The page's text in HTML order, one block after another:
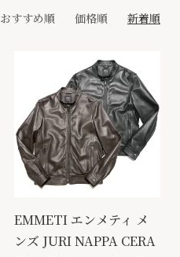
おすすめ順 価格順 新着順
EMMETI エンメティ メ
ンズ JURI NAPPA CERA